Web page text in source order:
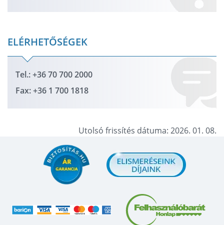
ELÉRHETŐSÉGEK
Tel.: +36 70 700 2000
Fax: +36 1 700 1818
Utolsó frissítés dátuma: 2026. 01. 08.